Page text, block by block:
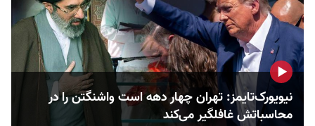
نیویورک‌تایمز: تهران چهار دهه است واشنگتن را در
محاسباتش غافلگیر می‌کند